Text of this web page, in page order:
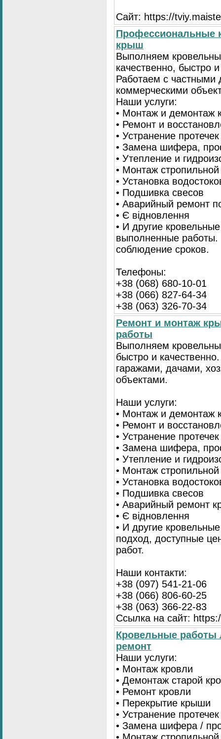
Сайт: https://
Профессиональные
крыш
Выполняем
качественно, быстро
Работаем с
коммерческими
Наши услуги:
• Монтаж и демонтаж
• Ремонт и
• Устранение протечек
• Замена шифера,
• Утепление и
• Монтаж
• Установка
• Подшивка свесов
• Аварийный ремонт
• Є відновлення
• И другие
выполненные работы.
соблюдение сроков.
Телефоны:
+38 (068) 680-10-01
+38 (066) 827-64-34
+38 (063) 326-70-34
Ремонт и монтаж
работы
Выполняем
быстро и
гаражами, дачами,
объектами.
Наши услуги:
• Монтаж и демонтаж
• Ремонт и
• Устранение протечек
• Замена шифера,
• Утепление и
• Монтаж
• Установка
• Подшивка свесов
• Аварийный ремонт
• Є відновлення
• И другие
подход, доступные
работ.
Наши контакти:
+38 (097) 541-21-06
+38 (066) 806-60-25
+38 (063) 366-22-83
Ссылка на сайт:
Кровельные
ремонт
Наши услуги:
• Монтаж кровли
• Демонтаж старой
• Ремонт кровли
• Перекрытие крыши
• Устранение протечек
• Замена шифера /